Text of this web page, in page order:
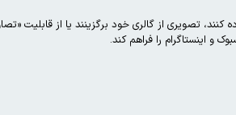
تصویری از گالری خود برگزینند یا از قابلیت
اینستاگرام را فراهم کند.